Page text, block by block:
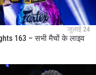
जुलाई 24
163 – सभी मैचों के लाइव